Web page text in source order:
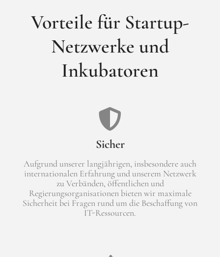
Vorteile für Startup-
Netzwerke und
Inkubatoren
Sicher
Aufgrund unserer langjährigen, insbesondere auch
internationalen Erfahrung und unserem Netzwerk
zu Verbänden, öffentlichen und
Regierungsorganisationen bieten wir maximale
Sicherheit bei Fragen rund um die Beschaffung von
IT-Ressourcen.